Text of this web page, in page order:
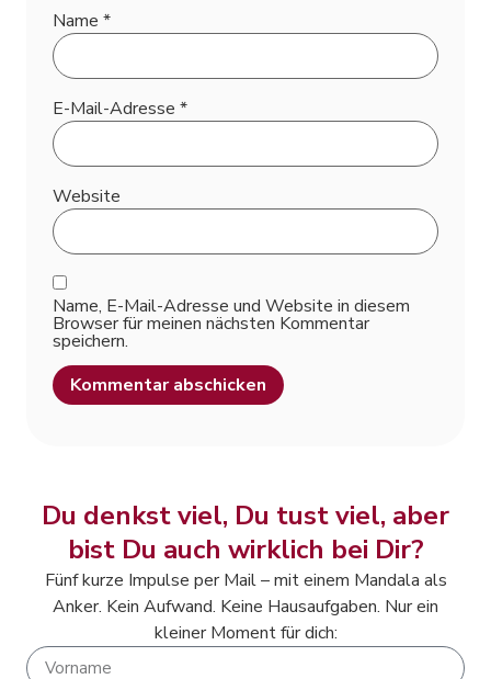
Name *
E-Mail-Adresse *
Website
Name, E-Mail-Adresse und Website in diesem
Browser für meinen nächsten Kommentar
speichern.
Du denkst viel, Du tust viel, aber
bist Du auch wirklich bei Dir?
Fünf kurze Impulse per Mail – mit einem Mandala als
Anker. Kein Aufwand. Keine Hausaufgaben. Nur ein
kleiner Moment für dich: